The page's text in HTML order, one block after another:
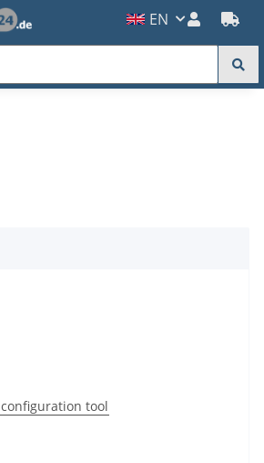
EN
tool